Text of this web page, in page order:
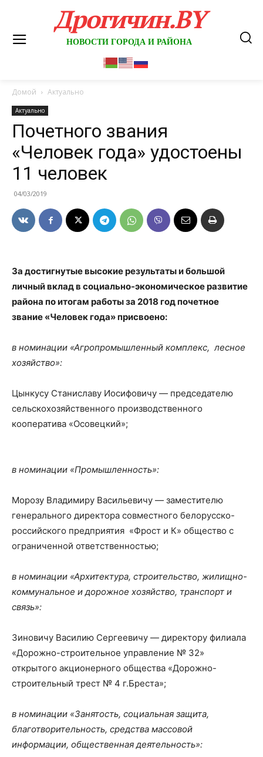
Дрогичин.BY
НОВОСТИ ГОРОДА И РАЙОНА
Домой Актуально
Актуально
Почетного звания
«Человек года» удостоены
11 человек
04/03/2019
За достигнутые высокие результаты и большой
личный вклад в социально-экономическое развитие
района по итогам работы за 2018 год почетное
звание «Человек года» присвоено:
в номинации «Агропромышленный комплекс, лесное
хозяйство»:
Цынкусу Станиславу Иосифовичу — председателю
сельскохозяйственного производственного
кооператива «Осовецкий»;
в номинации «Промышленность»:
Морозу Владимиру Васильевичу — заместителю
генерального директора совместного белорусско-
российского предприятия «Фрост и К» общество с
ограниченной ответственностью;
в номинации «Архитектура, строительство, жилищно-
коммунальное и дорожное хозяйство, транспорт и
связь»:
Зиновичу Василию Сергеевичу — директору филиала
«Дорожно-строительное управление № 32»
открытого акционерного общества «Дорожно-
строительный трест № 4 г.Бреста»;
в номинации «Занятость, социальная защита,
благотворительность, средства массовой
информации, общественная деятельность»: